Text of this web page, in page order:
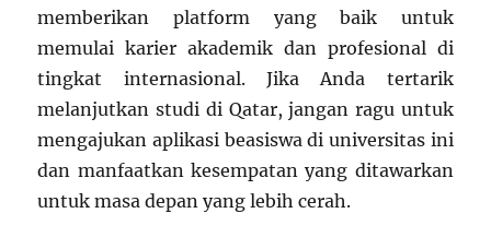
memberikan platform yang baik untuk
memulai karier akademik dan profesional di
tingkat internasional. Jika Anda tertarik
melanjutkan studi di Qatar, jangan ragu untuk
mengajukan aplikasi beasiswa di universitas ini
dan manfaatkan kesempatan yang ditawarkan
untuk masa depan yang lebih cerah.